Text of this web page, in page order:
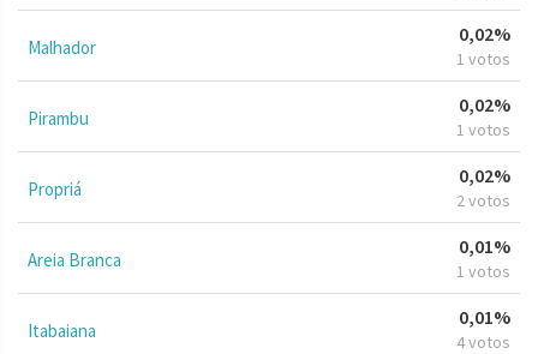
Malhador
0,02%
1 votos
Pirambu
0,02%
1 votos
Propriá
0,02%
2 votos
Areia Branca
0,01%
1 votos
Itabaiana
0,01%
4 votos